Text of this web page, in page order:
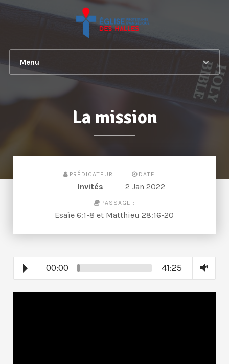
Menu
La mission
PRÉDICATEUR :
Invités
DATE :
2 Jan 2022
PASSAGE :
Esaïe 6:1-8 et Matthieu 28:16-20
00:00 41:25